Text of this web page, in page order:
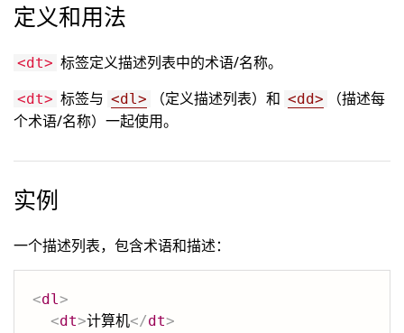
定义和用法
<dt> 标签定义描述列表中的术语/名称。
<dt> 标签与 <dl> （定义描述列表）和 <dd>
（描述每
个术语/名称）一起使用。
实例
一个描述列表，包含术语和描述：
<dl>
<dt>计算机</dt>